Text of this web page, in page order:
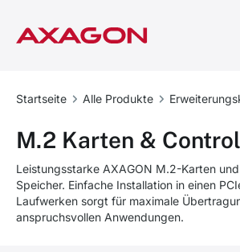
Startseite Alle Produkte
M.2 Karten &
Leistungsstarke AXAGON M.2-Karten
Speicher. Einfache Installation in einen
Laufwerken sorgt für maximale
anspruchsvollen Anwendungen.